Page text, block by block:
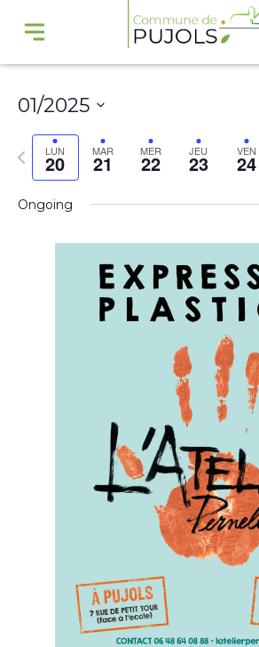
01/2025
Select
date.
LUN
20 MAR
21 MER
22 JEU
23 VEN
24
Previous
week
Ongoing